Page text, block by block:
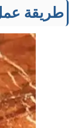
طريقة